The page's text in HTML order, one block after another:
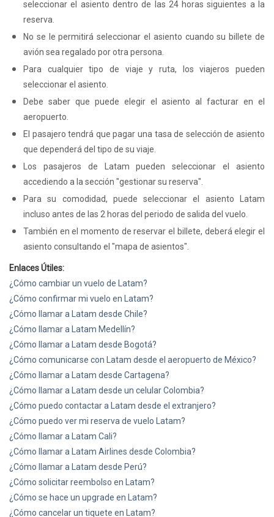
seleccionar el asiento dentro de las 24 horas siguientes a la
reserva.
No se le permitirá seleccionar el asiento cuando su billete de
avión sea regalado por otra persona.
Para cualquier tipo de viaje y ruta, los viajeros pueden
seleccionar el asiento.
Debe saber que puede elegir el asiento al facturar en el
aeropuerto.
El pasajero tendrá que pagar una tasa de selección de asiento
que dependerá del tipo de su viaje.
Los pasajeros de Latam pueden seleccionar el asiento
accediendo a la sección "gestionar su reserva".
Para su comodidad, puede seleccionar el asiento Latam
incluso antes de las 2 horas del periodo de salida del vuelo.
También en el momento de reservar el billete, deberá elegir el
asiento consultando el "mapa de asientos".
Enlaces Útiles:
¿Cómo cambiar un vuelo de Latam?
¿Cómo confirmar mi vuelo en Latam?
¿Cómo llamar a Latam desde Chile?
¿Cómo llamar a Latam Medellín?
¿Cómo llamar a Latam desde Bogotá?
¿Cómo comunicarse con Latam desde el aeropuerto de México?
¿Cómo llamar a Latam desde Cartagena?
¿Cómo llamar a Latam desde un celular Colombia?
¿Cómo puedo contactar a Latam desde el extranjero?
¿Cómo puedo ver mi reserva de vuelo Latam?
¿Cómo llamar a Latam Cali?
¿Cómo llamar a Latam Airlines desde Colombia?
¿Cómo llamar a Latam desde Perú?
¿Cómo solicitar reembolso en Latam?
¿Cómo se hace un upgrade en Latam?
¿Cómo cancelar un tiquete en Latam?